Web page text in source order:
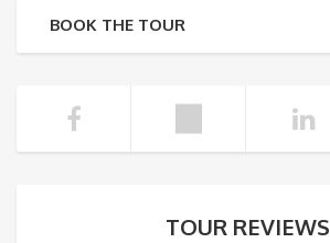
BOOK THE TOUR
TOUR REVIEWS